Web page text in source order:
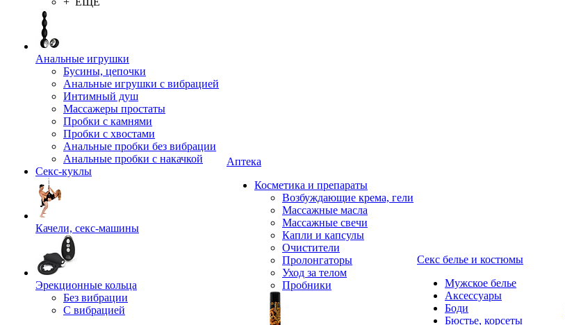
Анальные игрушки
Бусины, цепочки
Анальные игрушки с вибрацией
Интимный душ
Массажеры простаты
Пробки с камнями
Пробки с хвостами
Анальные пробки без вибрации
Анальные пробки с накачкой
Секс-куклы
Качели, секс-машины
Эрекционные кольца
Без вибрации
С вибрацией
Аптека
Косметика и препараты
Возбуждающие крема, гели
Массажные масла
Массажные свечи
Капли и капсулы
Очистители
Пролонгаторы
Уход за телом
Пробники
Секс белье и костюмы
Мужское белье
Аксессуары
Боди
Бюстье, корсеты